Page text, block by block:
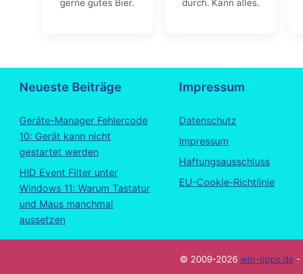
gerne gutes Bier.
durch. Kann alles.
Neueste Beiträge
Geräte-Manager Fehlercode
10: Gerät kann nicht
gestartet werden
HID Event Filter unter
Windows 11: Warum Tastatur
und Maus manchmal
aussetzen
Impressum
Datenschutz
Impressum
Haftungsausschluss
EU-Cookie-Richtlinie
© 2009-2026 win-tipps.de -